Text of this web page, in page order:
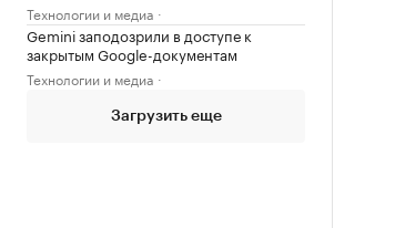
Технологии и медиа
Gemini заподозрили в доступе к
закрытым Google-документам
Технологии и медиа
Загрузить еще